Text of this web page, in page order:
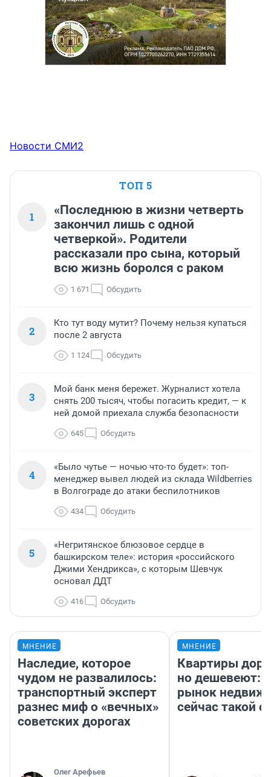
Новости СМИ2
ТОП 5
1
«Последнюю в жизни четверть
закончил лишь с одной
четверкой». Родители
рассказали про сына, который
всю жизнь боролся с раком
1 671 Обсудить
2
Кто тут воду мутит? Почему нельзя купаться
после 2 августа
1 124 Обсудить
3
Мой банк меня бережет. Журналист хотела
снять 200 тысяч, чтобы погасить кредит, — к
ней домой приехала служба безопасности
645 Обсудить
4
«Было чутье — ночью что-то будет»: топ-
менеджер вывел людей из склада Wildberries
в Волгограде до атаки беспилотников
434 Обсудить
5
«Негритянское блюзовое сердце в
башкирском теле»: история «российского
Джими Хендрикса», с которым Шевчук
основал ДДТ
416 Обсудить
МНЕНИЕ
Наследие, которое
чудом не развалилось:
транспортный эксперт
разнес миф о «вечных»
советских дорогах
Олег Арефьев
МНЕНИЕ
Квартиры
но дешевеют:
рынок
сейчас такой